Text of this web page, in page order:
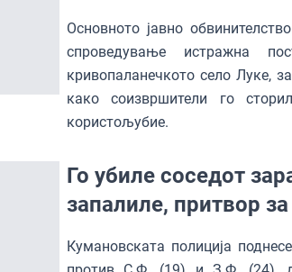
Основното јавно
спроведување истражна
кривопаланечкото село Луке,
како соизвршители го
користољубие.
Го убиле соседот
запалиле, притвор
Кумановската полиција